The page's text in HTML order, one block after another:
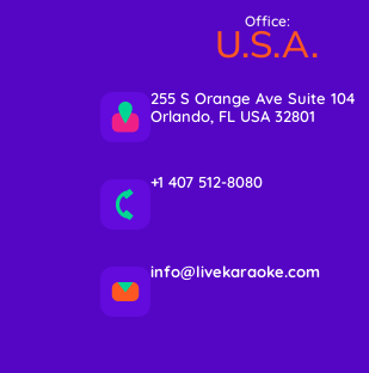
Office:
U.S.A.
255 S Orange Ave Suite 104
Orlando, FL USA 32801
+1 407 512-8080
info@livekaraoke.com